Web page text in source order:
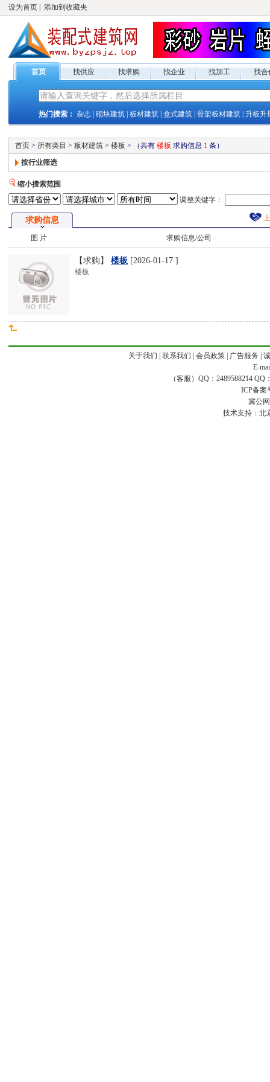
设为首页 添加到收藏夹
首页 找供应 找求购 找企业 找加工 找合
热门搜索： 杂志 砌块建筑 板材建筑 盒式建筑 骨架板材建筑 升板升
首页 > 所有类目 > 板材建筑 > 楼板 > （共有 楼板 求购信息 1 条）
按行业筛选
缩小搜索范围
调整关键字：
求购信息
图 片 求购信息/公司
【求购】 楼板 [2026-01-17 ]
楼板
关于我们 联系我们 会员政策| 广告服务
E-
（客服）QQ：2489588214 QQ
ICP备案
冀公
技术支持： 北